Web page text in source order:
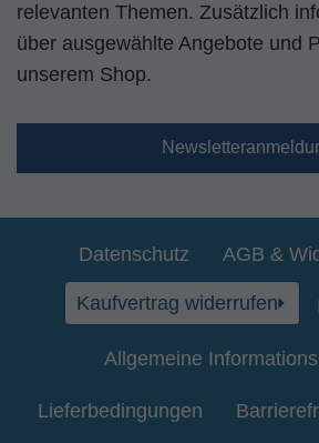
relevanten Themen. Zusätzlich
über ausgewählte Angebote und
unserem Shop.
Datenschutz AGB &
Kaufvertrag widerrufen
Allgemeine
Lieferbedingungen